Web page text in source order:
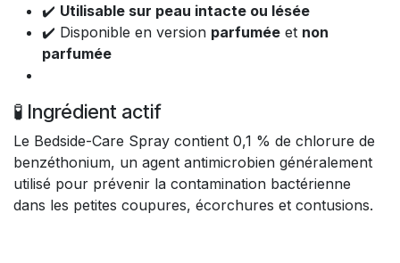
✔️ Utilisable sur peau intacte ou lésée
✔️ Disponible en version parfumée et non
parfumée
🧪 Ingrédient actif
Le Bedside-Care Spray contient 0,1 % de chlorure de
benzéthonium, un agent antimicrobien généralement
utilisé pour prévenir la contamination bactérienne
dans les petites coupures, écorchures et contusions.